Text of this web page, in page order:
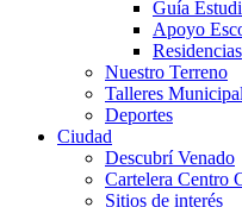
Guía
Apoyo
Residencias
Nuestro Terreno
Talleres
Deportes
Ciudad
Descubrí Venado
Cartelera Centro
Sitios de interés